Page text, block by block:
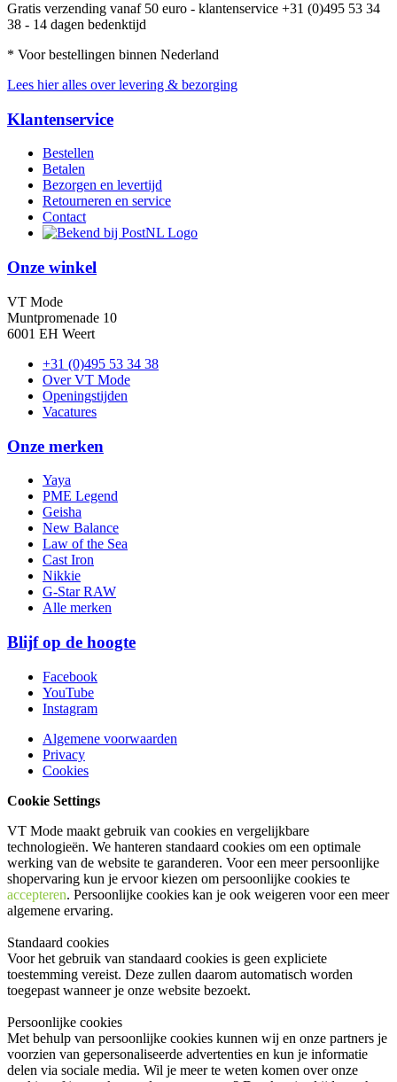
Gratis verzending vanaf 50 euro - klantenservice +31 (0)495 53 34
38 - 14 dagen bedenktijd
* Voor bestellingen binnen Nederland
Lees hier alles over levering & bezorging
Klantenservice
Bestellen
Betalen
Bezorgen en levertijd
Retourneren en service
Contact
Onze winkel
VT Mode
Muntpromenade 10
6001 EH Weert
+31 (0)495 53 34 38
Over VT Mode
Openingstijden
Vacatures
Onze merken
Yaya
PME Legend
Geisha
New Balance
Law of the Sea
Cast Iron
Nikkie
G-Star RAW
Alle merken
Blijf op de hoogte
Facebook
YouTube
Instagram
Algemene voorwaarden
Privacy
Cookies
Cookie Settings
VT Mode maakt gebruik van cookies en vergelijkbare
technologieën. We hanteren standaard cookies om een optimale
werking van de website te garanderen. Voor een meer persoonlijke
shopervaring kun je ervoor kiezen om persoonlijke cookies te
accepteren. Persoonlijke cookies kan je ook weigeren voor een meer
algemene ervaring.
Standaard cookies
Voor het gebruik van standaard cookies is geen expliciete
toestemming vereist. Deze zullen daarom automatisch worden
toegepast wanneer je onze website bezoekt.
Persoonlijke cookies
Met behulp van persoonlijke cookies kunnen wij en onze partners je
voorzien van gepersonaliseerde advertenties en kun je informatie
delen via sociale media. Wil je meer te weten komen over onze